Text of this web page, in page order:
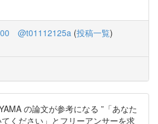
@t01112125a (投稿一覧)
の論文が参考になる ”「あなた
ください」とフリーアンサーを求